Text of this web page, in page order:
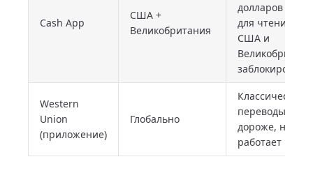
Cash App
США +
Великобритания
долларов
для чтения;
США и
заблокировано
Western
Union
(приложение)
Глобально
Классические
переводы,
дороже, но
работает